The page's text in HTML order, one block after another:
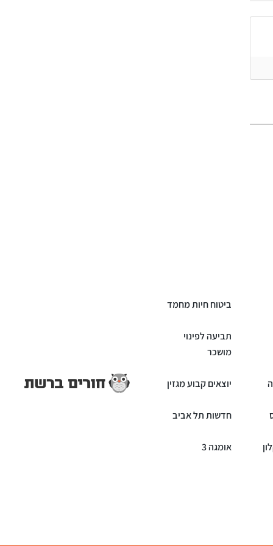
ביטוח חיות מחמד
תביעה לפינוי
מושכר
יוצאים קבוע מגזין
חדשות תל אביב
אומגה 3